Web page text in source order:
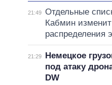
21:49 Отдельные
Кабмин
распределения
21:29
Немецкое
под атаку
DW